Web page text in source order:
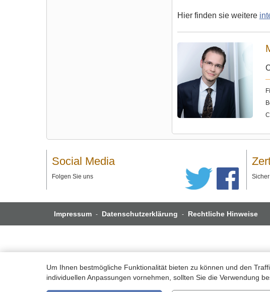
Hier finden sie weitere
Social Media
Folgen Sie uns
Impressum - Datenschutzerklärung - Rechtliche Hinweise
Um Ihnen bestmögliche Funktionalität bieten zu können und den
individuellen Anpassungen vornehmen, sollten Sie die Verwendung